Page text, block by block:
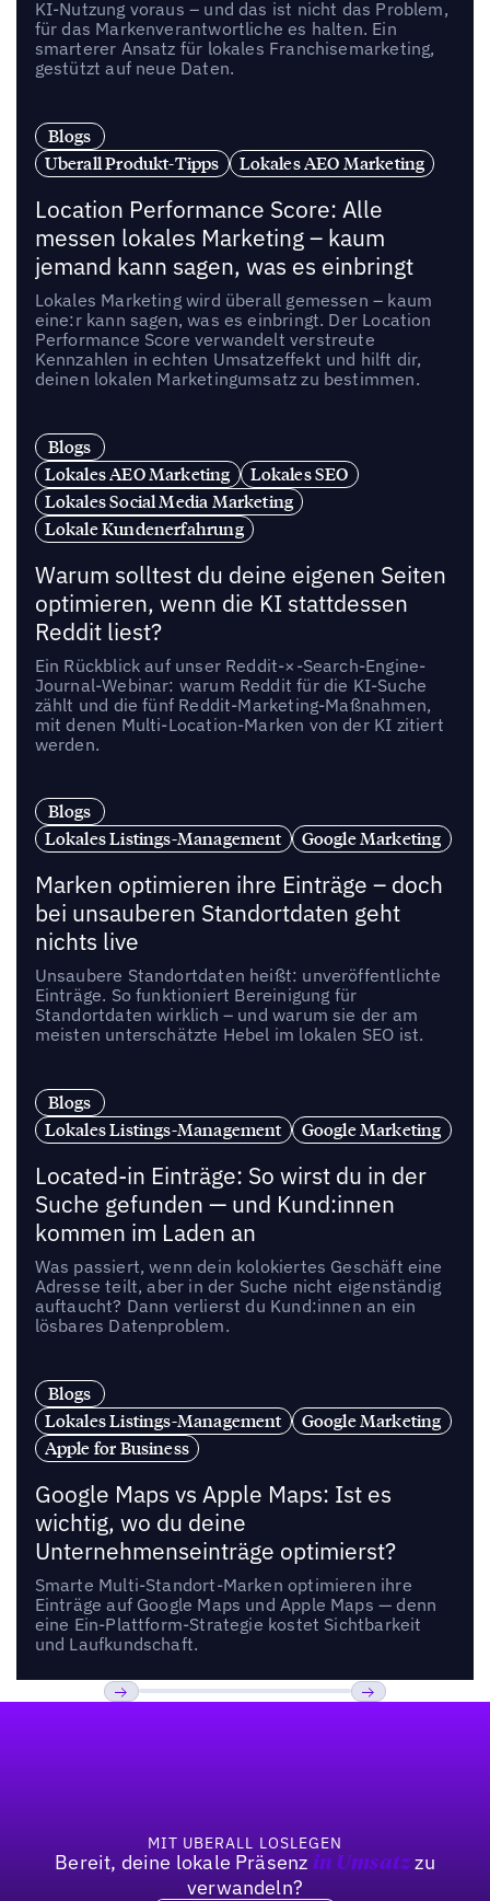
KI-Nutzung voraus – und das ist nicht das Problem,
für das Markenverantwortliche es halten. Ein
smarterer Ansatz für lokales Franchisemarketing,
gestützt auf neue Daten.
Blogs
Uberall Produkt-Tipps
Lokales AEO Marketing
Location Performance Score: Alle
messen lokales Marketing – kaum
jemand kann sagen, was es einbringt
Lokales Marketing wird überall gemessen – kaum
eine:r kann sagen, was es einbringt. Der Location
Performance Score verwandelt verstreute
Kennzahlen in echten Umsatzeffekt und hilft dir,
deinen lokalen Marketingumsatz zu bestimmen.
Blogs
Lokales AEO Marketing
Lokales SEO
Lokales Social Media Marketing
Lokale Kundenerfahrung
Warum solltest du deine eigenen Seiten
optimieren, wenn die KI stattdessen
Reddit liest?
Ein Rückblick auf unser Reddit-×-Search-Engine-
Journal-Webinar: warum Reddit für die KI-Suche
zählt und die fünf Reddit-Marketing-Maßnahmen,
mit denen Multi-Location-Marken von der KI zitiert
werden.
Blogs
Lokales Listings-Management
Google Marketing
Marken optimieren ihre Einträge – doch
bei unsauberen Standortdaten geht
nichts live
Unsaubere Standortdaten heißt: unveröffentlichte
Einträge. So funktioniert Bereinigung für
Standortdaten wirklich – und warum sie der am
meisten unterschätzte Hebel im lokalen SEO ist.
Blogs
Lokales Listings-Management
Google Marketing
Located-in Einträge: So wirst du in der
Suche gefunden — und Kund:innen
kommen im Laden an
Was passiert, wenn dein kolokiertes Geschäft eine
Adresse teilt, aber in der Suche nicht eigenständig
auftaucht? Dann verlierst du Kund:innen an ein
lösbares Datenproblem.
Blogs
Lokales Listings-Management
Google Marketing
Apple for Business
Google Maps vs Apple Maps: Ist es
wichtig, wo du deine
Unternehmenseinträge optimierst?
Smarte Multi-Standort-Marken optimieren ihre
Einträge auf Google Maps und Apple Maps — denn
eine Ein-Plattform-Strategie kostet Sichtbarkeit
und Laufkundschaft.
MIT UBERALL LOSLEGEN
Bereit, deine lokale Präsenz in Umsatzzu
verwandeln?